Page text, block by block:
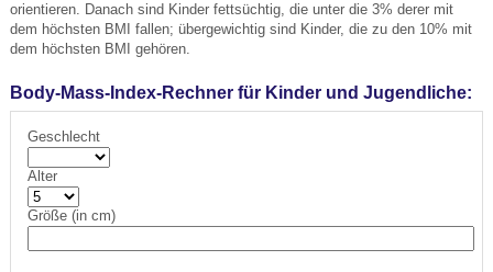
orientieren. Danach sind Kinder fettsüchtig, die unter die 3% derer mit
dem höchsten BMI fallen; übergewichtig sind Kinder, die zu den 10% mit
dem höchsten BMI gehören.
Body-Mass-Index-Rechner für Kinder und Jugendliche:
Geschlecht
Alter
Größe (in cm)